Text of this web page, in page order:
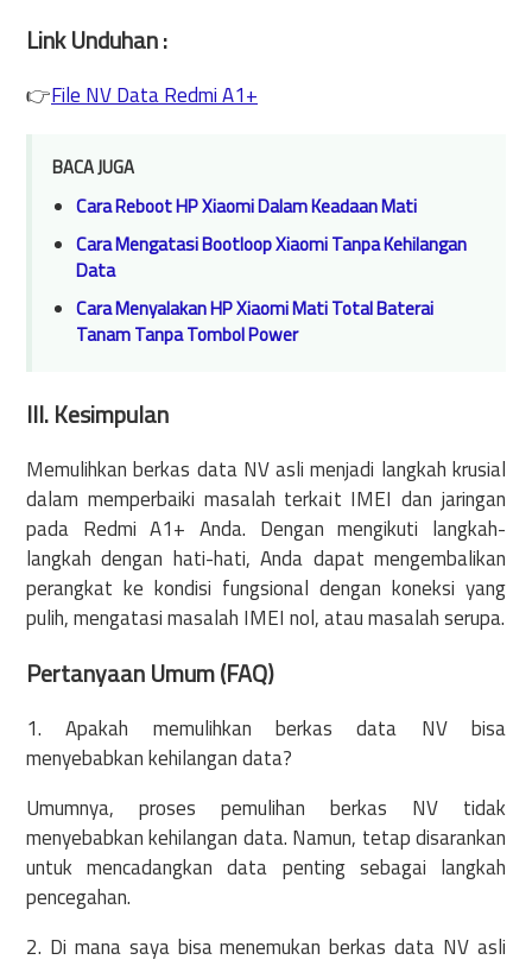
Link Unduhan :
👉File NV Data Redmi A1+
BACA JUGA
Cara Reboot HP Xiaomi Dalam Keadaan Mati
Cara Mengatasi Bootloop Xiaomi Tanpa Kehilangan
Data
Cara Menyalakan HP Xiaomi Mati Total Baterai
Tanam Tanpa Tombol Power
III. Kesimpulan
Memulihkan berkas data NV asli menjadi langkah krusial
dalam memperbaiki masalah terkait IMEI dan jaringan
pada Redmi A1+ Anda. Dengan mengikuti langkah-
langkah dengan hati-hati, Anda dapat mengembalikan
perangkat ke kondisi fungsional dengan koneksi yang
pulih, mengatasi masalah IMEI nol, atau masalah serupa.
Pertanyaan Umum (FAQ)
1. Apakah memulihkan berkas data NV bisa
menyebabkan kehilangan data?
Umumnya, proses pemulihan berkas NV tidak
menyebabkan kehilangan data. Namun, tetap disarankan
untuk mencadangkan data penting sebagai langkah
pencegahan.
2. Di mana saya bisa menemukan berkas data NV asli